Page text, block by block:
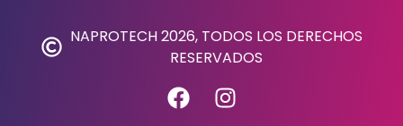
NAPROTECH 2026, TODOS LOS DERECHOS
RESERVADOS